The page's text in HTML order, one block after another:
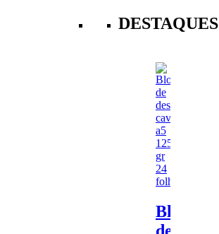
DESTAQUES
Bloco
de